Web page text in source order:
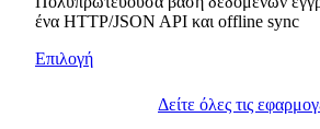
ένα HTTP/JSON API και offline sync
Επιλογή
Δείτε όλες τις